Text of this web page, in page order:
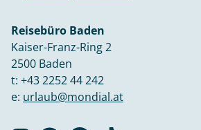
Reisebüro Baden
Kaiser-Franz-Ring 2
2500 Baden
t: +43 2252 44 242
e: urlaub@mondial.at